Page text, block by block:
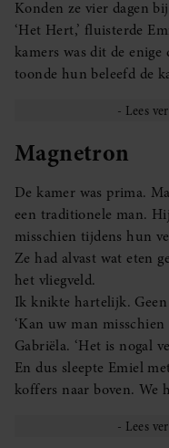
Konden ze vier dagen
‘Het Hert,’ fluisterde
kamers was dit de
toonde hun beleefd de
Magnetron
De kamer was prima.
een traditionele man.
misschien tijdens hun
Ze had alvast wat eten
het vliegveld.
Ik knikte hartelijk.
‘Kan uw man misschien
Gabriëla. ‘Het is nogal
En dus sleepte Emiel
koffers naar boven. We